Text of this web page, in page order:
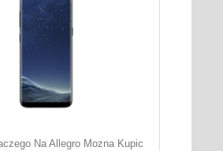
Na Allegro Mozna Kupic